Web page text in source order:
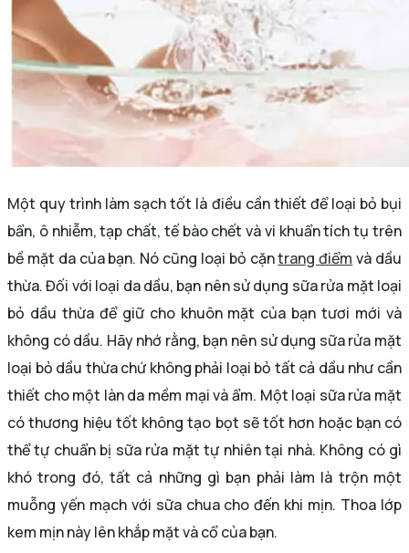
Một quy trình làm sạch tốt là điều cần thiết để loại bỏ bụi
bẩn, ô nhiễm, tạp chất, tế bào chết và vi khuẩn tích tụ trên
bề mặt da của bạn. Nó cũng loại bỏ cặntrang điểm và dầu
thừa. Đối với loại da dầu, bạn nên sử dụng sữa rửa mặt loại
bỏ dầu thừa để giữ cho khuôn mặt của bạn tươi mới và
không có dầu. Hãy nhớ rằng, bạn nên sử dụng sữa rửa mặt
loại bỏ dầu thừa chứ không phải loại bỏ tất cả dầu như cần
thiết cho một làn da mềm mại và ẩm. Một loại sữa rửa mặt
có thương hiệu tốt không tạo bọt sẽ tốt hơn hoặc bạn có
thể tự chuẩn bị sữa rửa mặt tự nhiên tại nhà. Không có gì
khó trong đó, tất cả những gì bạn phải làm là trộn một
muỗng yến mạch với sữa chua cho đến khi mịn. Thoa lớp
kem mịn này lên khắp mặt và cổ của bạn.